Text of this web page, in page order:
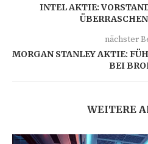
INTEL AKTIE:
nächster
MORGAN STANLEY AKTIE:
BEI
WEITERE